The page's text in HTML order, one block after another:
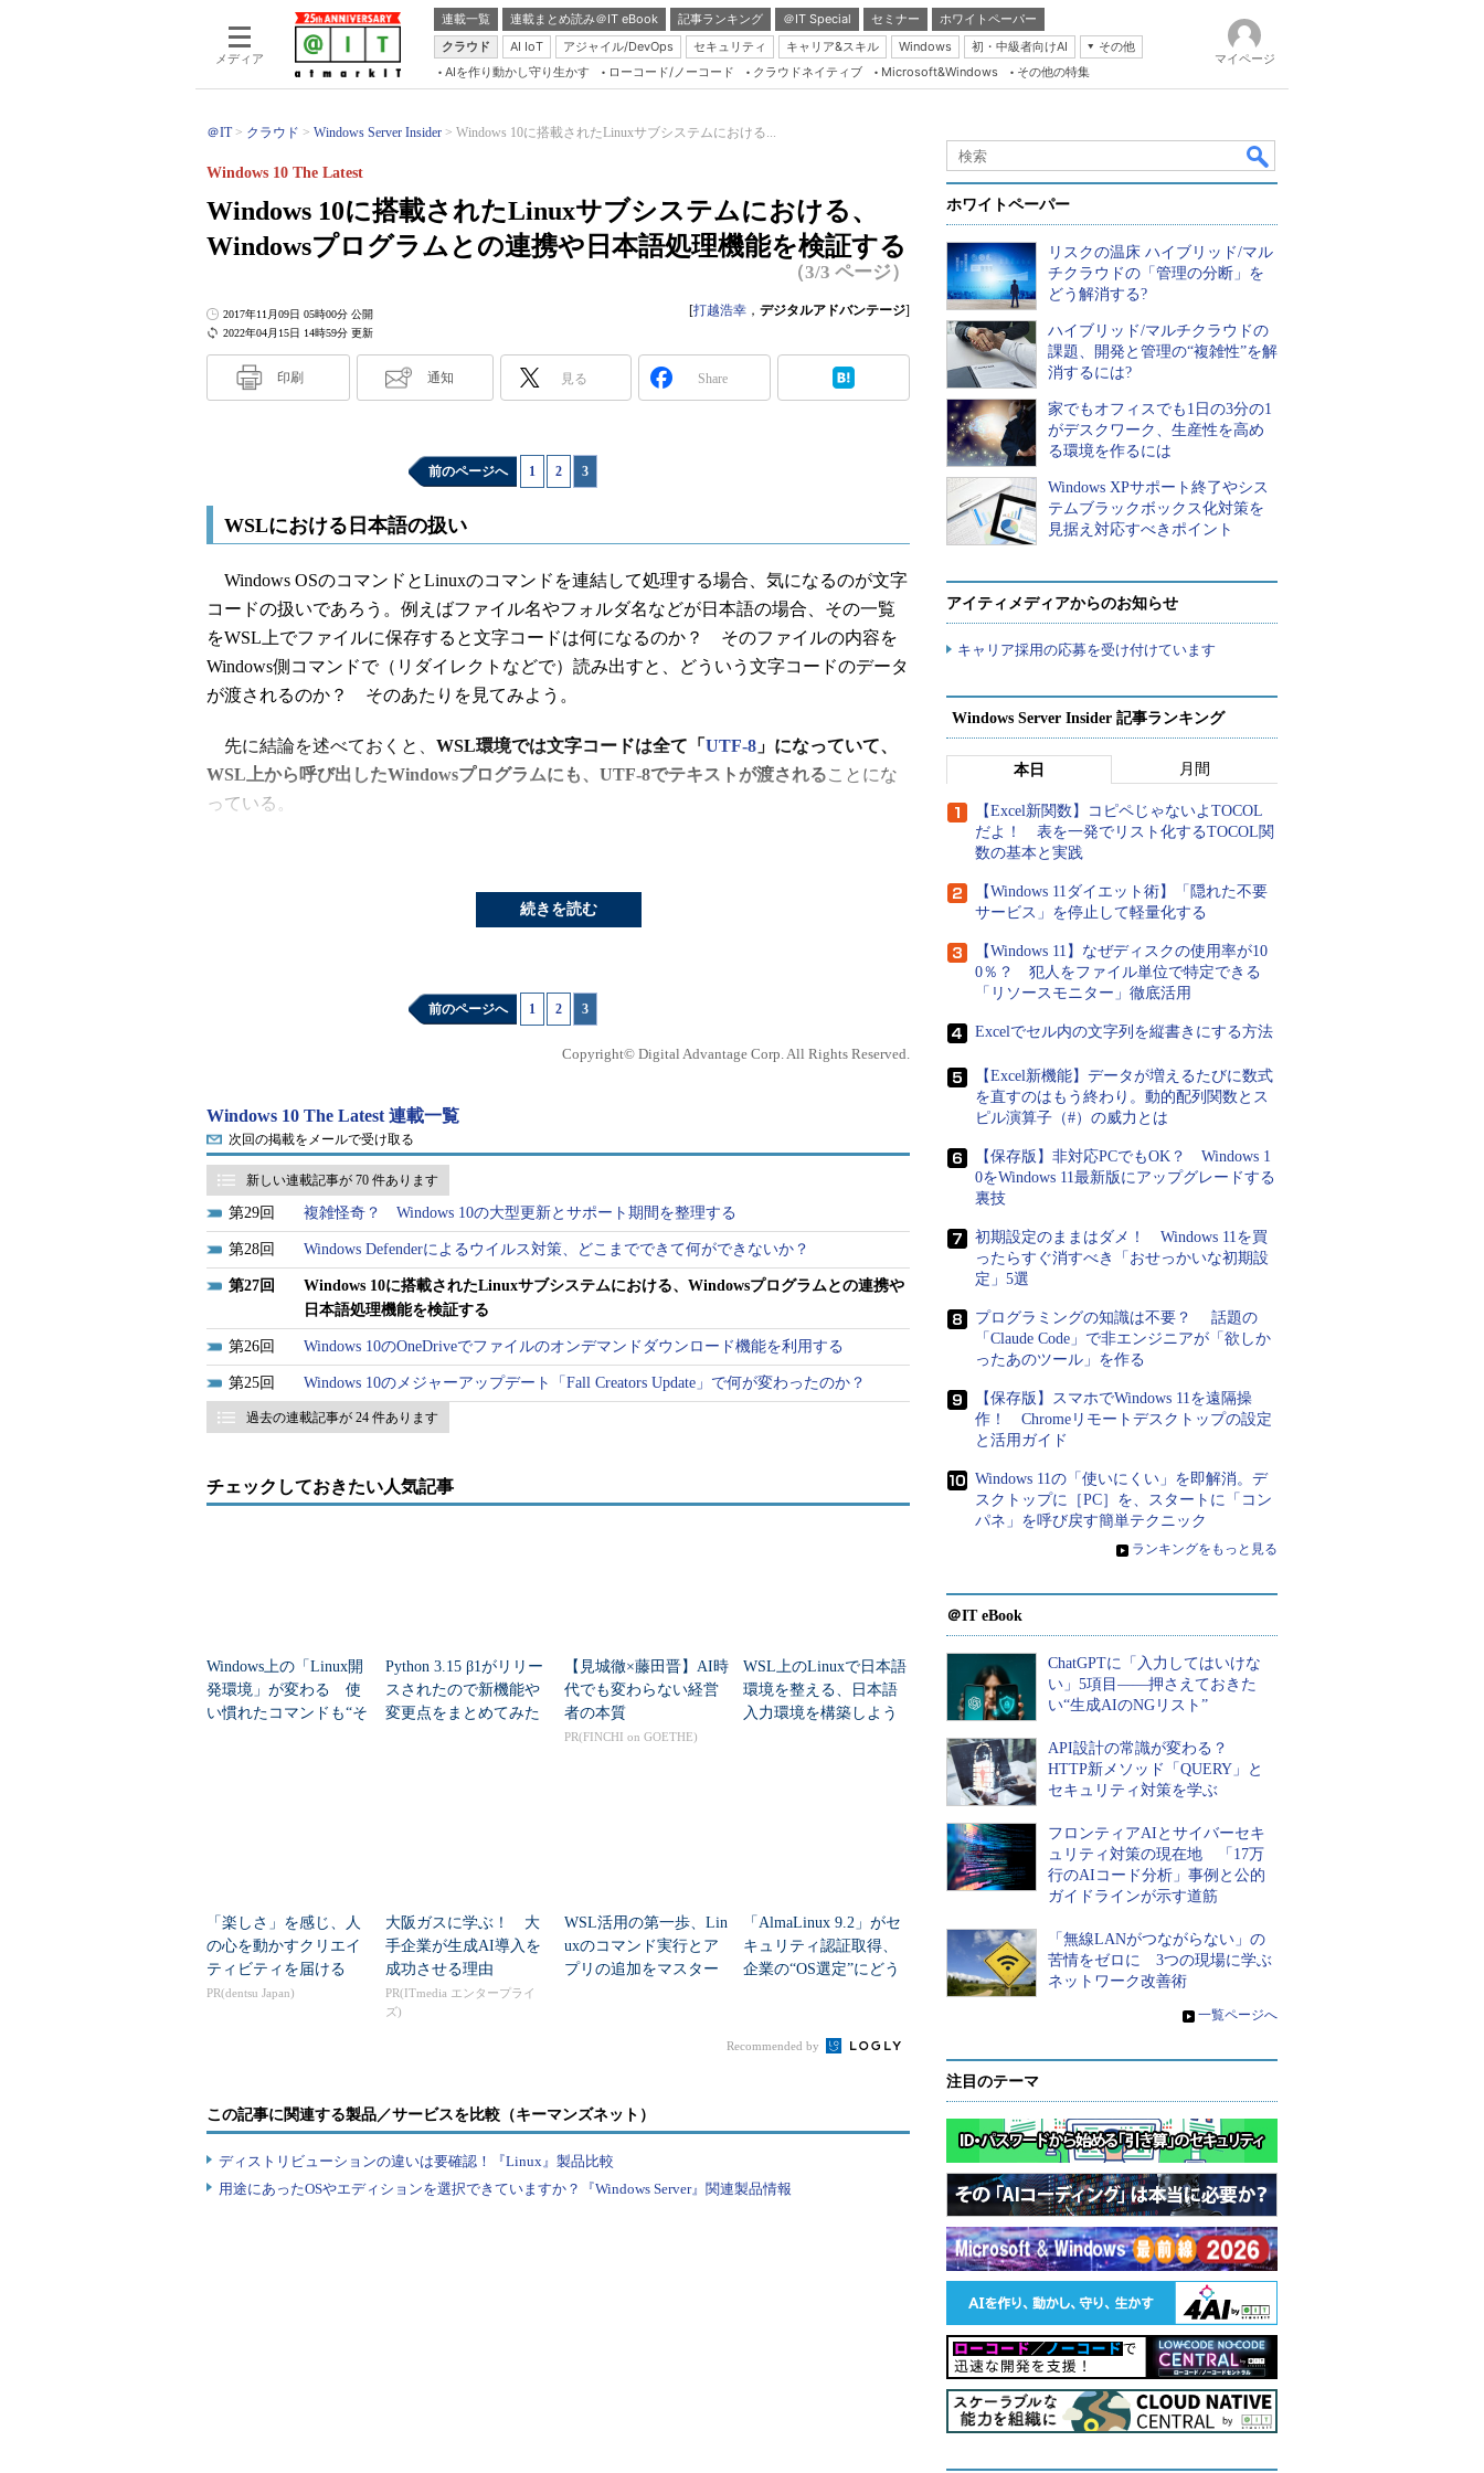
メディア
連載一覧 連載まとめ読み＠IT eBook 記事ランキング ＠IT Special セミナー
ホワイトペーパー
クラウド
AI IoT アジャイル/DevOps セキュリティ キャリア&スキル Windows 初・中級者向けAI
その他
Server & Storage
Database Expert
Master of IP Network
Security & Trust
Test & Tools
AIを作り動かし守り生かす ローコード/ノーコード クラウドネイティブ Microsoft&Windows その他の特集
マイページ
＠IT クラウド Windows Server Insider Windows 10に搭載されたLinuxサブシステムにおける...
Windows 10に搭載されたLinuxサブシステムにおける、
Windowsプログラムとの連携や日本語処理機能を検証する
Windows 10 The Latest
（3/3 ページ）
2022年04月15日 14時59分 更新
2017年11月09日 05時00分 公開 [打越浩幸 ， デジタルアドバンテージ]
印刷 通知 見る Share
前のページへ 1 2 3
WSLにおける日本語の扱い
Windows OSのコマンドとLinuxのコマンドを連結して処理する場合、気になるのが文字
コードの扱いであろう。例えばファイル名やフォルダ名などが日本語の場合、その一覧
をWSL上でファイルに保存すると文字コードは何になるのか？ そのファイルの内容を
Windows側コマンドで（リダイレクトなどで）読み出すと、どういう文字コードのデータ
が渡されるのか？ そのあたりを見てみよう。
先に結論を述べておくと、 WSL環境では文字コードは全て「 UTF-8 」になっていて、
WSL上から呼び出したWindowsプログラムにも、UTF-8でテキストが渡されることにな
っている。
UTF-8を使っていても何ら不思議ではないし、問題ではない。
本語Windows OSの場合、その前身であるMS-DOSの時代からシフトJISコードが標準とし
コマンドである。
日本語Windows OSのコードページ
次は、WSLからコマンドプロンプトを呼び出して、そのコードページを調べてみよ
う。
WSL環境のロケール／文字コード設定
続きを読む
前のページへ 1 2 3
Copyright© Digital Advantage Corp. All Rights Reserved.
Windows 10 The Latest 連載一覧
次回の掲載をメールで受け取る
新しい連載記事が 70 件あります
29 複雑怪奇？ Windows 10の大型更新とサポート期間を整理する
28 Windows Defenderによるウイルス対策、どこまでできて何ができないか？
27
Windows 10に搭載されたLinuxサブシステムにおける、Windowsプログラムとの連携や
日本語処理機能を検証する
26 Windows 10のOneDriveでファイルのオンデマンドダウンロード機能を利用する
25 Windows 10のメジャーアップデート「Fall Creators Update」で何が変わったのか？
過去の連載記事が 24 件あります
チェックしておきたい人気記事
Windows上の「Linux開
発環境」が変わる 使
い慣れたコマンドも“そ
Python 3.15 β1がリリー
スされたので新機能や
変更点をまとめてみた
【見城徹×藤田晋】AI時
代でも変わらない経営
者の本質
PR(FINCHI on GOETHE)
WSL上のLinuxで日本語
環境を整える、日本語
入力環境を構築しよう
「楽しさ」を感じ、人
の心を動かすクリエイ
ティビティを届ける
PR(dentsu Japan)
大阪ガスに学ぶ！ 大
手企業が生成AI導入を
成功させる理由
PR(ITmedia エンタープライ
ズ)
WSL活用の第一歩、Lin
uxのコマンド実行とア
プリの追加をマスター
「AlmaLinux 9.2」がセ
キュリティ認証取得、
企業の“OS選定”にどう
Recommended by
この記事に関連する製品／サービスを比較（キーマンズネット）
ディストリビューションの違いは要確認！『Linux』製品比較
用途にあったOSやエディションを選択できていますか？『Windows Server』関連製品情報
ホワイトペーパー
リスクの温床 ハイブリッド/マル
チクラウドの「管理の分断」を
どう解消する?
ハイブリッド/マルチクラウドの
課題、開発と管理の“複雑性”を解
消するには?
家でもオフィスでも1日の3分の1
がデスクワーク、生産性を高め
る環境を作るには
Windows XPサポート終了やシス
テムブラックボックス化対策を
見据え対応すべきポイント
アイティメディアからのお知らせ
キャリア採用の応募を受け付けています
Windows Server Insider 記事ランキング
本日 月間
【Excel新関数】コピペじゃないよTOCOL
だよ！ 表を一発でリスト化するTOCOL関
数の基本と実践
【Windows 11ダイエット術】「隠れた不要
サービス」を停止して軽量化する
【Windows 11】なぜディスクの使用率が10
0％？ 犯人をファイル単位で特定できる
「リソースモニター」徹底活用
Excelでセル内の文字列を縦書きにする方法
【Excel新機能】データが増えるたびに数式
を直すのはもう終わり。動的配列関数とス
ピル演算子（#）の威力とは
【保存版】非対応PCでもOK？ Windows 1
0をWindows 11最新版にアップグレードする
裏技
初期設定のままはダメ！ Windows 11を買
ったらすぐ消すべき「おせっかいな初期設
定」5選
プログラミングの知識は不要？ 話題の
「Claude Code」で非エンジニアが「欲しか
ったあのツール」を作る
【保存版】スマホでWindows 11を遠隔操
作！ Chromeリモートデスクトップの設定
と活用ガイド
Windows 11の「使いにくい」を即解消。デ
スクトップに［PC］を、スタートに「コン
パネ」を呼び戻す簡単テクニック
» ランキングをもっと見る
＠IT eBook
ChatGPTに「入力してはいけな
い」5項目――押さえておきた
い“生成AIのNGリスト”
API設計の常識が変わる？
HTTP新メソッド「QUERY」と
セキュリティ対策を学ぶ
フロンティアAIとサイバーセキ
ュリティ対策の現在地 「17万
行のAIコード分析」事例と公的
ガイドラインが示す道筋
「無線LANがつながらない」の
苦情をゼロに 3つの現場に学ぶ
ネットワーク改善術
» 一覧ページへ
注目のテーマ